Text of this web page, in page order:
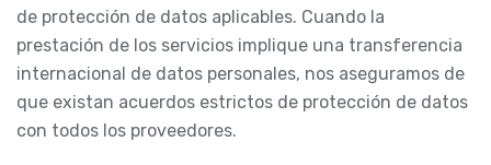
de protección de datos aplicables. Cuando la
prestación de los servicios implique una transferencia
internacional de datos personales, nos aseguramos de
que existan acuerdos estrictos de protección de datos
con todos los proveedores.